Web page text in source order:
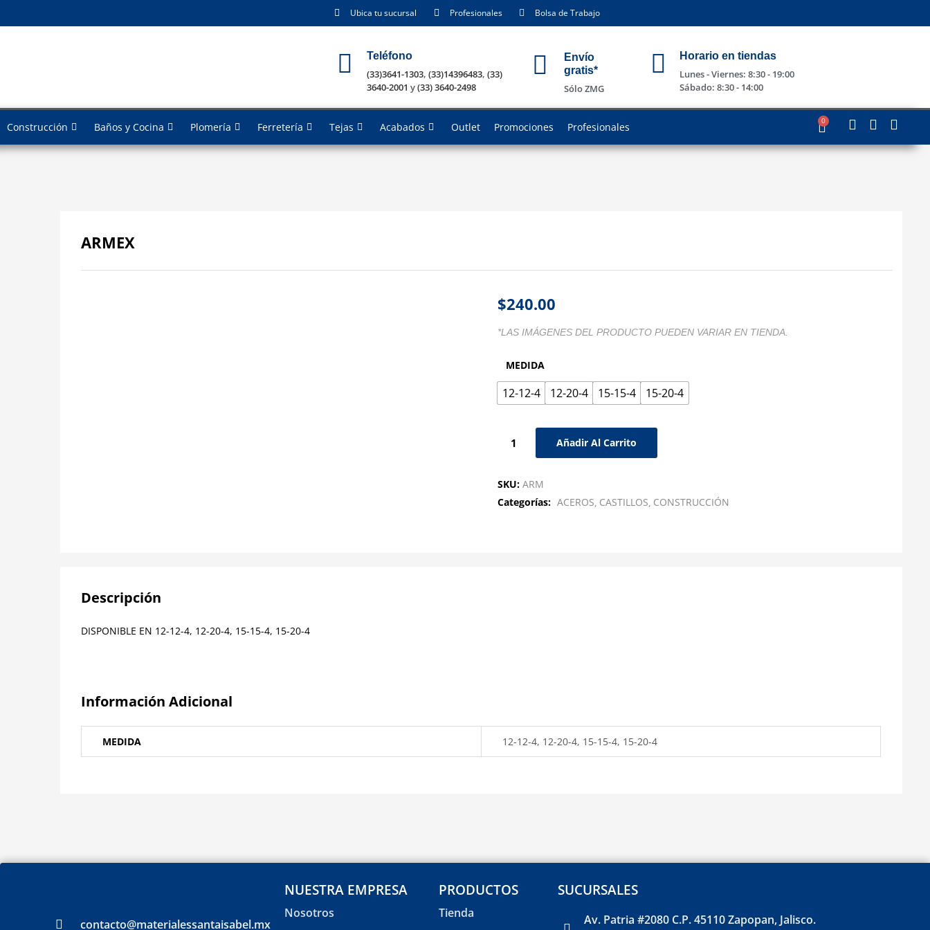
Ubica tu sucursal Profesionales Bolsa de Trabajo
Teléfono
(33)3641-1303, (33)14396483, (33)
3640-2001 y(33) 3640-2498
Envío
gratis*
Sólo ZMG
Horario en tiendas
Lunes - Viernes: 8:30 - 19:00
Sábado: 8:30 - 14:00
Construcción Baños y Cocina Plomería Ferretería Tejas Acabados Outlet Promociones Profesionales 0
ARMEX
$240.00
*LAS IMÁGENES DEL PRODUCTO PUEDEN VARIAR EN TIENDA.
MEDIDA
12-12-4 12-20-4 15-15-4 15-20-4
Añadir Al Carrito
SKU: ARM
Categorías: ACEROS CASTILLOS CONSTRUCCIÓN
Descripción
DISPONIBLE EN 12-12-4, 12-20-4, 15-15-4, 15-20-4
Información Adicional
MEDIDA 12-12-4, 12-20-4, 15-15-4, 15-20-4
contacto@materialessantaisabel.mx
NUESTRA EMPRESA
Nosotros
PRODUCTOS
Tienda
SUCURSALES
Av. Patria #2080 C.P. 45110 Zapopan, Jalisco.